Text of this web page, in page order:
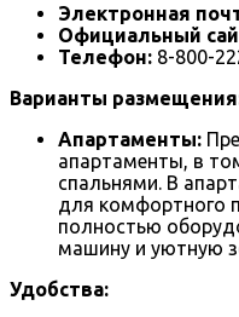
Электронная
Официальный
Телефон: 8-800-
Варианты
Апартаменты:
апартаменты, в
спальнями. В
для комфортного
полностью
машину и уютную
Удобства: